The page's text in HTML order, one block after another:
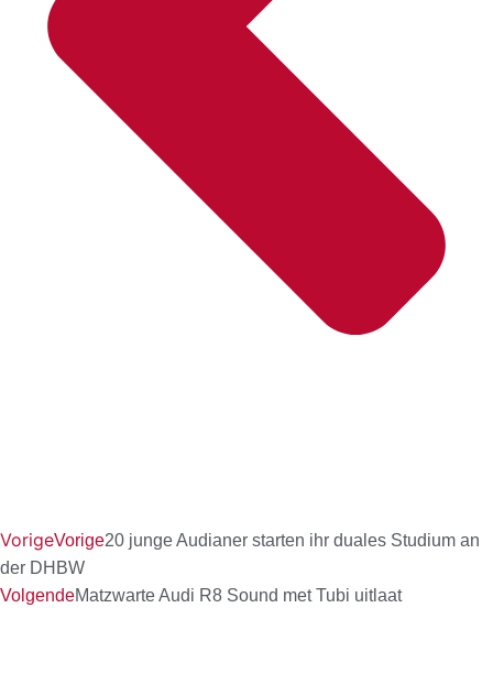
VorigeVorige20 junge Audianer starten ihr duales Studium an
der DHBW
VolgendeMatzwarte Audi R8 Sound met Tubi uitlaat